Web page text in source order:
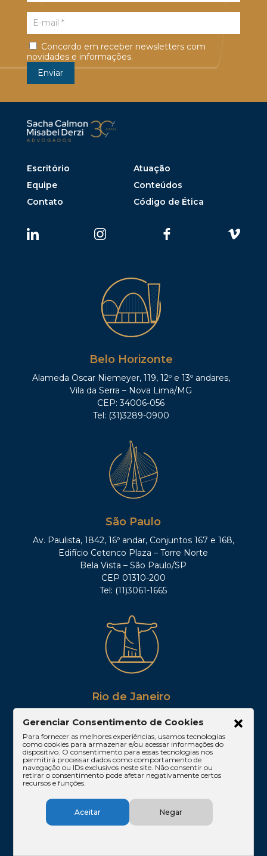
Concordo em receber newsletters com
novidades e informações.
Escritório
Atuação
Equipe
Conteúdos
Contato
Código de Ética
Belo Horizonte
Alameda Oscar Niemeyer, 119, 12º e 13º andares,
Vila da Serra – Nova Lima/MG
CEP: 34006-056
Tel: (31)3289-0900
São Paulo
Av. Paulista, 1842, 16º andar, Conjuntos 167 e 168,
Edifício Cetenco Plaza – Torre Norte
Bela Vista – São Paulo/SP
CEP 01310-200
Tel: (11)3061-1665
Rio de Janeiro
de Janeiro/RJ
CEP: 22290-160
Tel: (21)3212-0100
Gerenciar Consentimento de Cookies
Para fornecer as melhores experiências, usamos tecnologias
como cookies para armazenar e/ou acessar informações do
dispositivo. O consentimento para essas tecnologias nos
permitirá processar dados como comportamento de
navegação ou IDs exclusivos neste site. Não consentir ou
retirar o consentimento pode afetar negativamente certos
recursos e funções.
Aceitar Negar